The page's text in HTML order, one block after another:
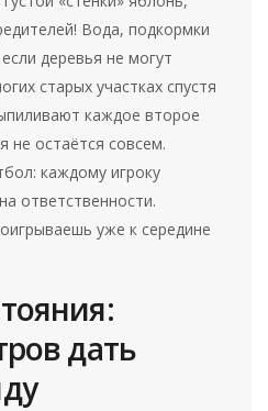
Вода, подкормки
деревья не могут
старых участках спустя
каждое второе
остаётся совсем.
каждому игроку
ответственности.
уже к середине
дать